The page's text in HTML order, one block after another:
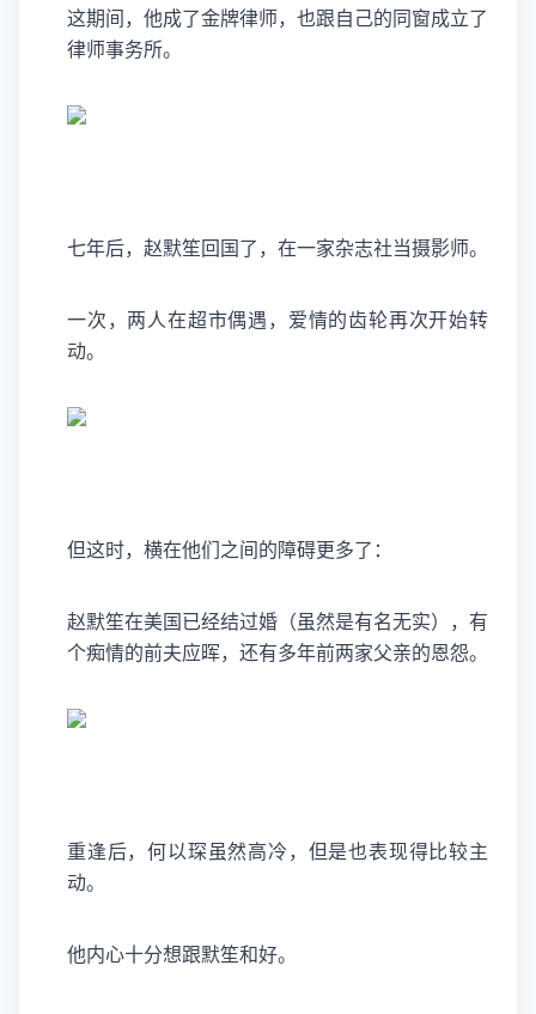
这期间，他成了金牌律师，也跟自己的同窗成立了
律师事务所。
七年后，赵默笙回国了，在一家杂志社当摄影师。
一次，两人在超市偶遇，爱情的齿轮再次开始转
动。
但这时，横在他们之间的障碍更多了：
赵默笙在美国已经结过婚（虽然是有名无实），有
个痴情的前夫应晖，还有多年前两家父亲的恩怨。
重逢后，何以琛虽然高冷，但是也表现得比较主
动。
他内心十分想跟默笙和好。